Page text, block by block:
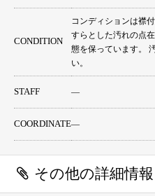
CONDITION
コンディションは襟
すらとした汚れの点
態を保っています。
い。
STAFF ―
COORDINATE―
その他の詳細情報